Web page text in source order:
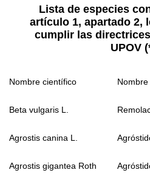
Lista de especies
artículo 1, apartado 2,
cumplir las
UPOV(
Nombre científico
Beta vulgaris L.
Agrostis canina L.
Agrostis gigantea Roth